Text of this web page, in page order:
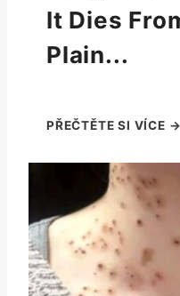
It Dies
Plain...